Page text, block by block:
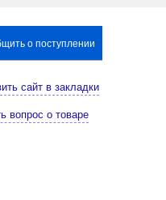
о поступлении
сайт в закладки
вопрос о товаре